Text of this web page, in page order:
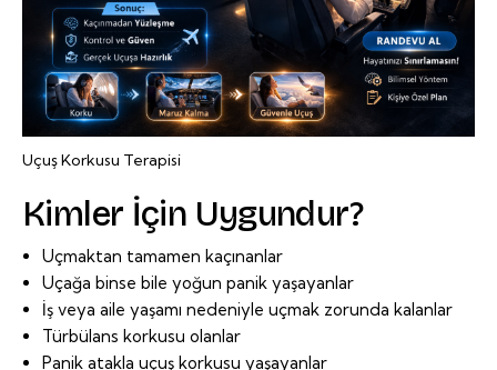
Uçuş Korkusu Terapisi
Kimler İçin Uygundur?
Uçmaktan tamamen kaçınanlar
Uçağa binse bile yoğun panik yaşayanlar
İş veya aile yaşamı nedeniyle uçmak zorunda kalanlar
Türbülans korkusu olanlar
Panik atakla uçuş korkusu yaşayanlar